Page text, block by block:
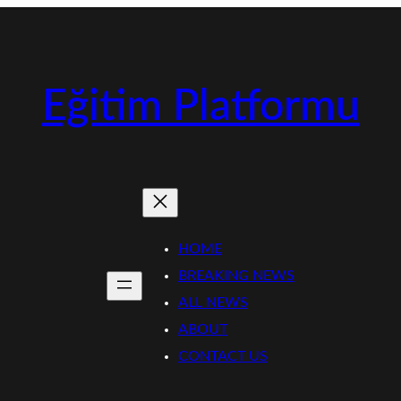
Eğitim Platformu
HOME
BREAKING NEWS
ALL NEWS
ABOUT
CONTACT US